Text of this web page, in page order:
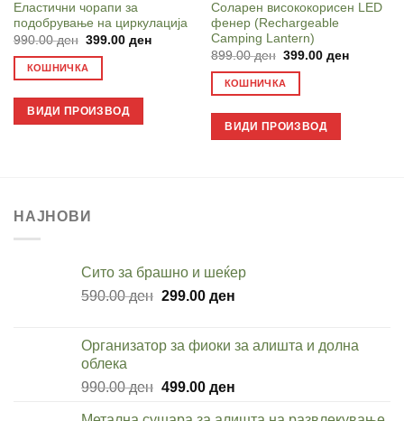
Еластични чорапи за
подобрување на циркулација
990.00ден Original
was:
990.00 ден.
399.00 денCurrent
399.00 ден.
КОШНИЧКА
ВИДИ ПРОИЗВОД
Соларен висококорисен LED
фенер (Rechargeable
Camping Lantern)
899.00ден Original
was:
899.00 ден.
399.00 денCurrent
КОШНИЧКА
ВИДИ ПРОИЗВОД
НАЈНОВИ
Cито за брашно и шеќер
590.00ден Original
590.00 ден.
299.00 денCurrent
299.00 ден.
Организатор за фиоки за алишта и долна
облека
990.00ден Original
499.00 денCurrent